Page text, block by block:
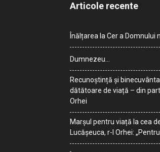
Articole recente
Înălțarea la Cer a Domnului
Dumnezeu…
Recunoștință și
dătătoare de viață – din
Orhei
Marșul pentru viață la cea
Lucășeuca, r-l Orhei: